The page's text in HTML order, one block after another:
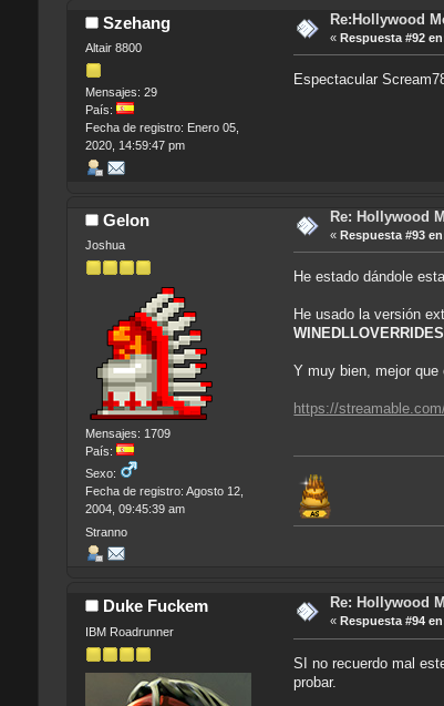
Szehang
Altair 8800
Mensajes: 29
País:
Fecha de registro: Enero 05,
2020, 14:59:47 pm
Re:Hollywood
« Respuesta #92
Espectacular
Gelon
Joshua
Mensajes: 1709
País:
Sexo:
Fecha de registro: Agosto 12,
2004, 09:45:39 am
Stranno
Re: Hollywood
« Respuesta #93
He estado dándole
He usado la versión
Y muy bien, mejor
https://
Duke Fuckem
IBM Roadrunner
Re: Hollywood
« Respuesta #94
SI no recuerdo mal
probar.